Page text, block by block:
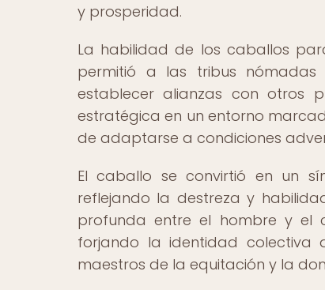
y prosperidad.
La habilidad de los caballos
permitió a las tribus nómadas
establecer alianzas con otros
estratégica en un entorno
de adaptarse a condiciones
El caballo se convirtió en un
reflejando la destreza y
profunda entre el hombre y el
forjando la identidad colectiva
maestros de la equitación y la